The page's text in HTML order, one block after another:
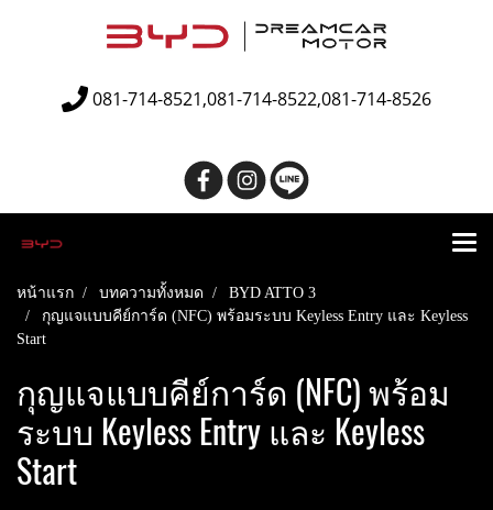
081-714-8521,081-714-8522,081-714-8526
หน้าแรก บทความทั้งหมด
BYD ATTO 3
กุญแจแบบคีย์การ์ด (NFC) พร้อมระบบ Keyless Entry และ Keyless
Start
กุญแจแบบคีย์การ์ด (NFC) พร้อม
ระบบ Keyless Entry และ Keyless
Start